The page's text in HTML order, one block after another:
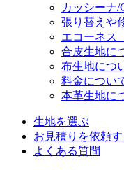
カッシーナ/
張り替えや
エコーネス
合皮生地に
布生地につ
料金につい
本革生地に
生地を選ぶ
お見積りを依頼す
よくある質問